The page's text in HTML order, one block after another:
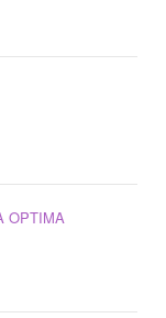
OPTIMA